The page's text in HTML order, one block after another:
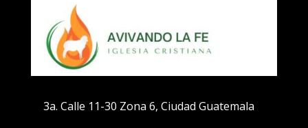
3a. Calle 11-30 Zona 6, Ciudad Guatemala